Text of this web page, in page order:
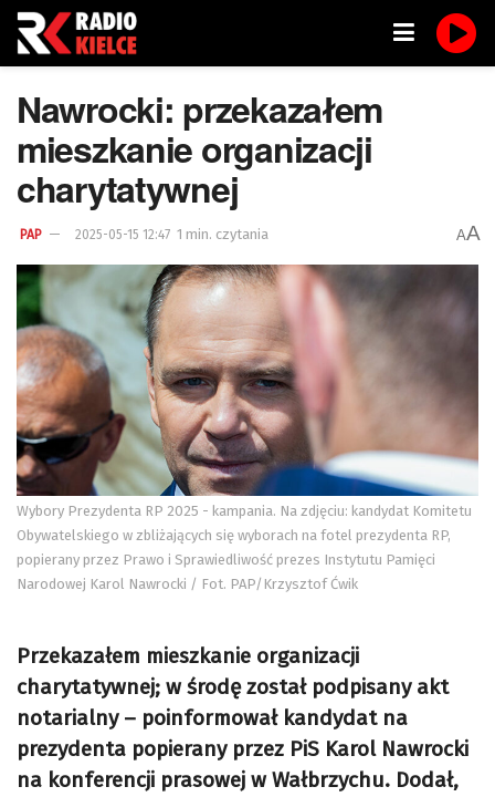
Nawrocki: przekazałem
mieszkanie organizacji
charytatywnej
PAP 2025-05-15 12:47 1 min. czytania AA
Wybory Prezydenta RP 2025 - kampania. Na zdjęciu: kandydat Komitetu
Obywatelskiego w zbliżających się wyborach na fotel prezydenta RP,
popierany przez Prawo i Sprawiedliwość prezes Instytutu Pamięci
Narodowej Karol Nawrocki / Fot. PAP/Krzysztof Ćwik
Przekazałem mieszkanie organizacji
charytatywnej; w środę został podpisany akt
notarialny – poinformował kandydat na
prezydenta popierany przez PiS Karol Nawrocki
na konferencji prasowej w Wałbrzychu. Dodał,